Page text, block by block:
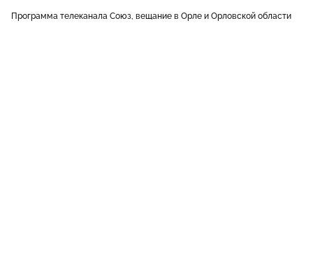
Программа телеканала Союз, вещание в Орле и Орловской области